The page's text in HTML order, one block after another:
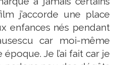
j’accorde une place
enfances nés pendant
car moi-même
époque. Je l’ai fait car je